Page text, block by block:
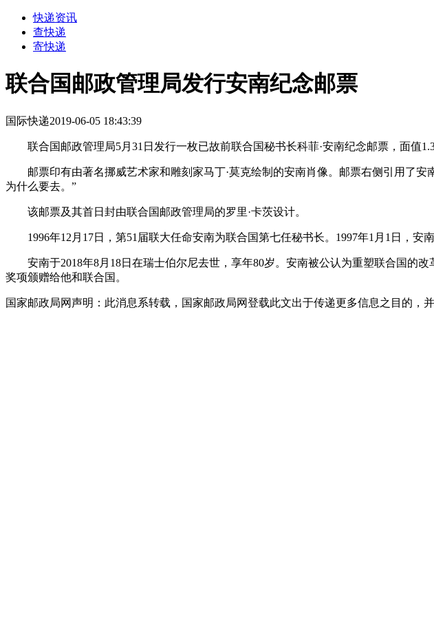
快递资讯
查快递
寄快递
联合国邮政管理局发行安南纪念邮票
国际快递2019-06-05 18:43:39
联合国邮政管理局5月31日发行一枚已故前联合国秘书长科菲·安南纪念邮票，面值1.3
邮票印有由著名挪威艺术家和雕刻家马丁·莫克绘制的安南肖像。邮票右侧引用了安
为什么要去。”
该邮票及其首日封由联合国邮政管理局的罗里·卡茨设计。
1996年12月17日，第51届联大任命安南为联合国第七任秘书长。1997年1月1日，安南
安南于2018年8月18日在瑞士伯尔尼去世，享年80岁。安南被公认为重塑联合国的改
奖项颁赠给他和联合国。
国家邮政局网声明：此消息系转载，国家邮政局网登载此文出于传递更多信息之目的，